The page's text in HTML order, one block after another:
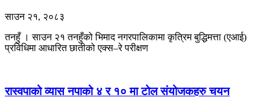
साउन २१, २०८३
तनहुँ । साउन २१ तनहुँको भिमाद नगरपालिकामा कृत्रिम बुद्धिमत्ता (एआई)
प्रविधिमा आधारित छातीको एक्स–रे परीक्षण
रास्वपाको व्यास नपाको ४ र १० मा टोल संयोजकहरु चयन